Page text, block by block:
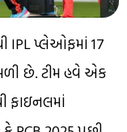
IPL પ્લેઓફમાં 17
છે. ટીમ હવે એક
ફાઇનલમાં